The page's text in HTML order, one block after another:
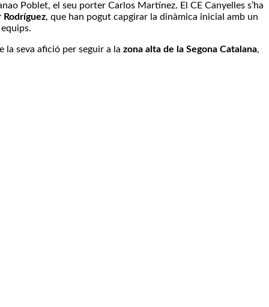
Poblet, el seu porter Carlos Martínez. El CE Canyelles s’ha
, que han pogut capgirar la dinàmica inicial amb un
la seva afició per seguir a la zona alta de la Segona Catalana,